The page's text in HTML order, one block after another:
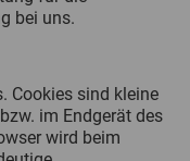
bei uns.
Cookies sind kleine
im Endgerät des
wird beim